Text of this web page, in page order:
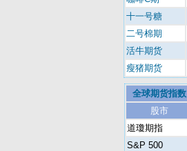
十一号糖
二号棉期
活牛期货
瘦猪期货
全球期货指数
股市
道瓊期指
S&P 500